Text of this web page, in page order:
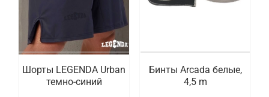
Шорты LEGENDA Urban
темно-синий
Бинты Arcada белые,
4,5 m